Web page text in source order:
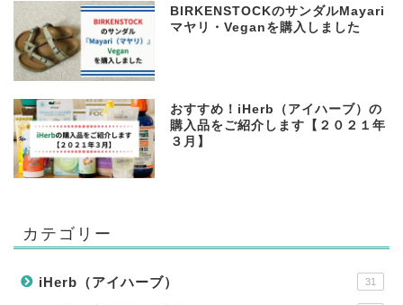
BIRKENSTOCKのサンダルMayari
マヤリ・Veganを購入しました
おすすめ！iHerb（アイハーブ）の
購入品をご紹介します【２０２１年
３月】
カテゴリー
iHerb（アイハーブ） 31